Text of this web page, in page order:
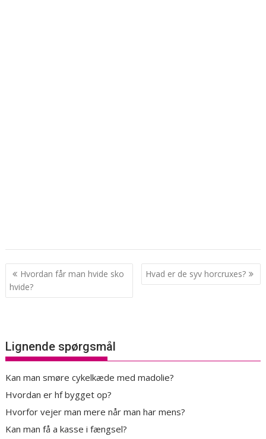
Indlægsnavigation
Hvordan får man hvide sko
hvide?
Hvad er de syv horcruxes?
Lignende spørgsmål
Kan man smøre cykelkæde med madolie?
Hvordan er hf bygget op?
Hvorfor vejer man mere når man har mens?
Kan man få a kasse i fængsel?